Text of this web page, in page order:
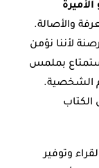
والأصالة.
لأننا نؤمن
بملمس
الشخصية.
وتوفير